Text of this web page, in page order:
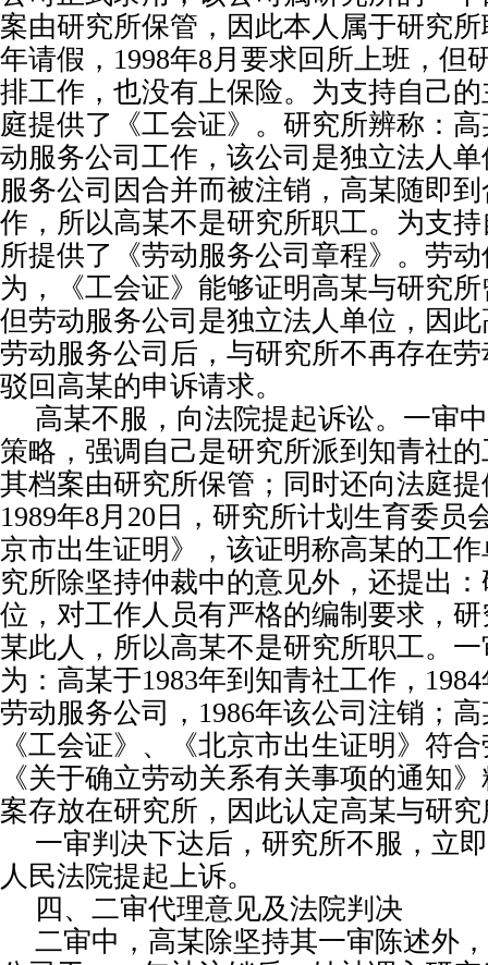
案由研究所保管，因此本人属于研究
年请假， 1998年8月要求回所上班，但
排工作，也没有上保险。为支持自己
庭提供了《工会证》。研究所辨称：
动服务公司工作，该公司是独立法人
服务公司因合并而被注销，高某随即
作，所以高某不是研究所职工。为支
所提供了《劳动服务公司章程》。劳
为，《工会证》能够证明高某与研究
但劳动服务公司是独立法人单位，因
劳动服务公司后，与研究所不再存在
驳回高某的申诉请求。
高某不服，向法院提起诉讼。一审
策略，强调自己是研究所派到知青社
其档案由研究所保管；同时还向法庭
1989年8月 20 日 ，研究所计划生育委员
京市出生证明》，该证明称高某的工
究所除坚持仲裁中的意见外，还提出
位，对工作人员有严格的编制要求，
某此人，所以高某不是研究所职工。
为：高某于1983年到知青社工作， 1984
劳动服务公司， 1986年该公司注销；
《工会证》、《北京市出生证明》符
《关于确立劳动关系有关事项的通知
案存放在研究所，因此认定高某与研
一审判决下达后，研究所不服，立
人民法院提起上诉。
四、二审代理意见及法院判决
二审中，高某除坚持其一审陈述外